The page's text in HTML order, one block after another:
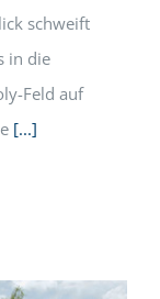
schweift
in die
Feld auf
[...]